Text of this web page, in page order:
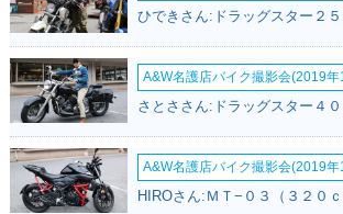
ひできさん:ドラッグスター２
A&W名護店バイク撮影会(2019
A&W名護店バイク撮影会(2019
HIROさん:ＭＴ−０３（３２０